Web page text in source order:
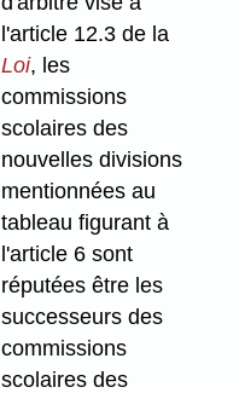
l'article 12.3 de la
Loi, les
commissions
scolaires des
nouvelles divisions
mentionnées au
tableau figurant à
l'article 6 sont
réputées être les
successeurs des
commissions
scolaires des